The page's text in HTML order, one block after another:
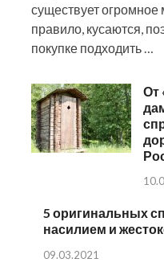
существует
правило, кусаются,
покупке подходить …
От
5 оригинальных
насилием и
09.03.2021